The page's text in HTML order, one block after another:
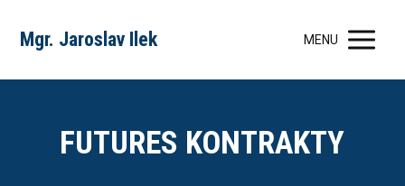
Mgr. Jaroslav Ilek MENU
FUTURES KONTRAKTY